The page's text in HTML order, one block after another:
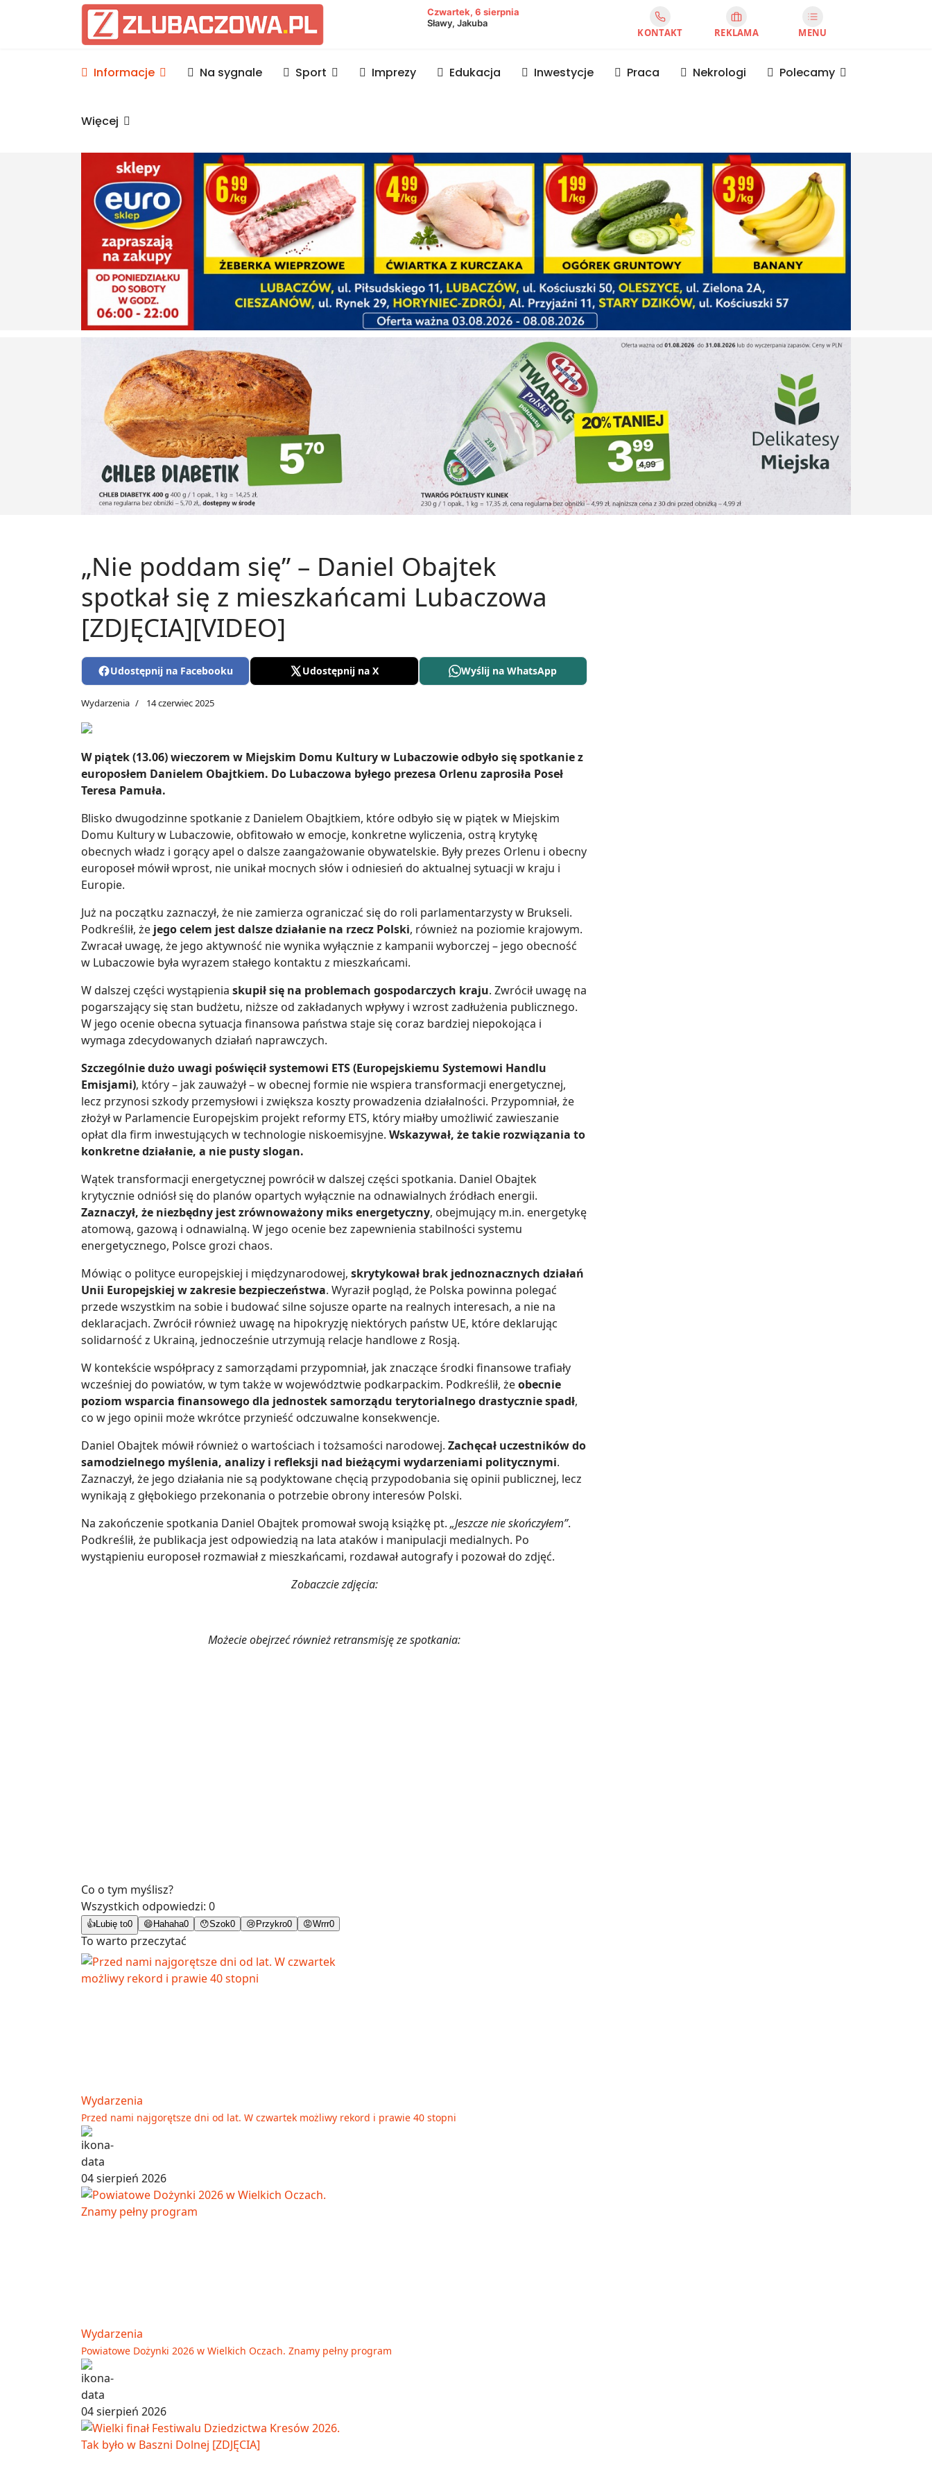
Informacje Lubaczów, powiat lubaczowski
Czwartek, 6 sierpnia
Sławy, Jakuba
KONTAKT REKLAMA MENU
Informacje Na sygnale Sport Imprezy Edukacja Inwestycje Praca Nekrologi Polecamy
Więcej
„Nie poddam się” – Daniel Obajtek
spotkał się z mieszkańcami Lubaczowa
[ZDJĘCIA][VIDEO]
Udostępnij na Facebooku Udostępnij na X Wyślij na WhatsApp
Wydarzenia 14 czerwiec 2025
W piątek (13.06) wieczorem w Miejskim Domu Kultury w Lubaczowie odbyło się spotkanie z
europosłem Danielem Obajtkiem. Do Lubaczowa byłego prezesa Orlenu zaprosiła Poseł
Teresa Pamuła.
Blisko dwugodzinne spotkanie z Danielem Obajtkiem, które odbyło się w piątek w Miejskim
Domu Kultury w Lubaczowie, obfitowało w emocje, konkretne wyliczenia, ostrą krytykę
obecnych władz i gorący apel o dalsze zaangażowanie obywatelskie. Były prezes Orlenu i obecny
europoseł mówił wprost, nie unikał mocnych słów i odniesień do aktualnej sytuacji w kraju i
Europie.
Już na początku zaznaczył, że nie zamierza ograniczać się do roli parlamentarzysty w Brukseli.
Podkreślił, że jego celem jest dalsze działanie na rzecz Polski, również na poziomie krajowym.
Zwracał uwagę, że jego aktywność nie wynika wyłącznie z kampanii wyborczej – jego obecność
w Lubaczowie była wyrazem stałego kontaktu z mieszkańcami.
W dalszej części wystąpienia skupił się na problemach gospodarczych kraju. Zwrócił uwagę na
pogarszający się stan budżetu, niższe od zakładanych wpływy i wzrost zadłużenia publicznego.
W jego ocenie obecna sytuacja finansowa państwa staje się coraz bardziej niepokojąca i
wymaga zdecydowanych działań naprawczych.
Szczególnie dużo uwagi poświęcił systemowi ETS (Europejskiemu Systemowi Handlu
Emisjami), który – jak zauważył – w obecnej formie nie wspiera transformacji energetycznej,
lecz przynosi szkody przemysłowi i zwiększa koszty prowadzenia działalności. Przypomniał, że
złożył w Parlamencie Europejskim projekt reformy ETS, który miałby umożliwić zawieszanie
opłat dla firm inwestujących w technologie niskoemisyjne. Wskazywał, że takie rozwiązania to
konkretne działanie, a nie pusty slogan.
Wątek transformacji energetycznej powrócił w dalszej części spotkania. Daniel Obajtek
krytycznie odniósł się do planów opartych wyłącznie na odnawialnych źródłach energii.
Zaznaczył, że niezbędny jest zrównoważony miks energetyczny, obejmujący m.in. energetykę
atomową, gazową i odnawialną. W jego ocenie bez zapewnienia stabilności systemu
energetycznego, Polsce grozi chaos.
Mówiąc o polityce europejskiej i międzynarodowej, skrytykował brak jednoznacznych działań
Unii Europejskiej w zakresie bezpieczeństwa. Wyraził pogląd, że Polska powinna polegać
przede wszystkim na sobie i budować silne sojusze oparte na realnych interesach, a nie na
deklaracjach. Zwrócił również uwagę na hipokryzję niektórych państw UE, które deklarując
solidarność z Ukrainą, jednocześnie utrzymują relacje handlowe z Rosją.
W kontekście współpracy z samorządami przypomniał, jak znaczące środki finansowe trafiały
wcześniej do powiatów, w tym także w województwie podkarpackim. Podkreślił, żeobecnie
poziom wsparcia finansowego dla jednostek samorządu terytorialnego drastycznie spadł,
co w jego opinii może wkrótce przynieść odczuwalne konsekwencje.
Daniel Obajtek mówił również o wartościach i tożsamości narodowej. Zachęcał uczestników do
samodzielnego myślenia, analizy i refleksji nad bieżącymi wydarzeniami politycznymi.
Zaznaczył, że jego działania nie są podyktowane chęcią przypodobania się opinii publicznej, lecz
wynikają z głębokiego przekonania o potrzebie obrony interesów Polski.
Na zakończenie spotkania Daniel Obajtek promował swoją książkę pt. „Jeszcze nie skończyłem”.
Podkreślił, że publikacja jest odpowiedzią na lata ataków i manipulacji medialnych. Po
wystąpieniu europoseł rozmawiał z mieszkańcami, rozdawał autografy i pozował do zdjęć.
Zobaczcie zdjęcia:
Możecie obejrzeć również retransmisję ze spotkania:
Co o tym myślisz?
Wszystkich odpowiedzi: 0
👍Lubię to0 😄 Hahaha0 😯Szok0 😢 Przykro0 😡Wrrr0
To warto przeczytać
Wydarzenia
Przed nami najgorętsze dni od lat. W czwartek możliwy rekord i prawie 40 stopni
04 sierpień 2026
Wydarzenia
Powiatowe Dożynki 2026 w Wielkich Oczach. Znamy pełny program
04 sierpień 2026